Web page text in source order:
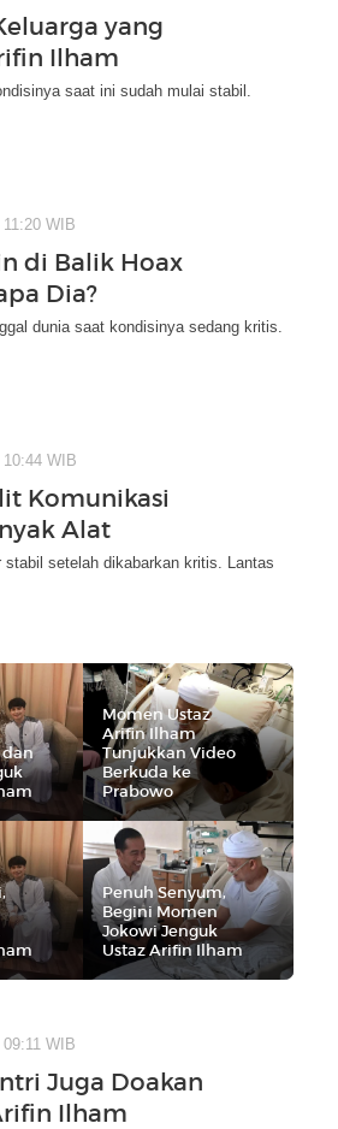
yang
Ilham
saat ini sudah mulai stabil.
WIB
di Balik Hoax
Dia?
dunia saat kondisinya sedang kritis.
WIB
Komunikasi
Alat
setelah dikabarkan kritis. Lantas
dan
Momen Ustaz
Arifin Ilham
Tunjukkan Video
Berkuda ke
Prabowo
Penuh Senyum,
Begini Momen
Jokowi Jenguk
Ustaz Arifin Ilham
WIB
Juga Doakan
Ilham